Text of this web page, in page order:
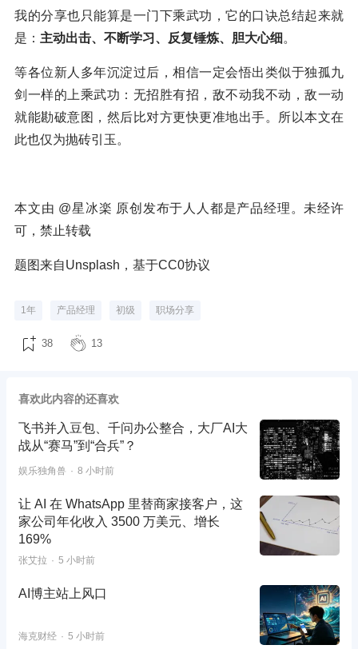
我的分享也只能算是一门下乘武功，它的口诀总结起来就
是： 主动出击、不断学习、反复锤炼、胆大心细 。
等各位新人多年沉淀过后，相信一定会悟出类似于独孤九
剑一样的上乘武功：无招胜有招，敌不动我不动，敌一动
就能勘破意图，然后比对方更快更准地出手。所以本文在
此也仅为抛砖引玉。
本文由 @星冰楽 原创发布于人人都是产品经理。未经许
可，禁止转载
题图来自Unsplash，基于CC0协议
1年 产品经理 初级 职场分享
38 13
喜欢此内容的还喜欢
飞书并入豆包、千问办公整合，大厂AI大
战从“赛马”到“合兵”？
娱乐独角兽 8 小时前
让 AI 在 WhatsApp 里替商家接客户，这
家公司年化收入 3500 万美元、增长
169%
张艾拉 5 小时前
AI博主站上风口
海克财经 5 小时前